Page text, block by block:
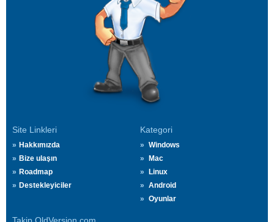
Site Linkleri
Hakkımızda
Bize ulaşın
Roadmap
Destekleyiciler
Kategori
Windows
Mac
Linux
Android
Oyunlar